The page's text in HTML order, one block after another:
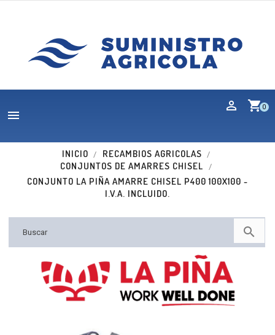
shopping_cart0

INICIO
RECAMBIOS AGRICOLAS
CONJUNTOS DE AMARRES CHISEL
CONJUNTO LA PIÑA AMARRE CHISEL P400 100X100 -
I.V.A. INCLUIDO.
